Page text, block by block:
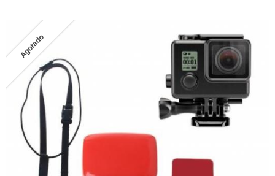
Agotado